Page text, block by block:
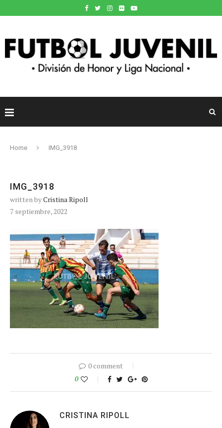
Home IMG_3918
IMG_3918
written byCristina Ripoll
7 septiembre, 2022
0 comment
0
CRISTINA RIPOLL